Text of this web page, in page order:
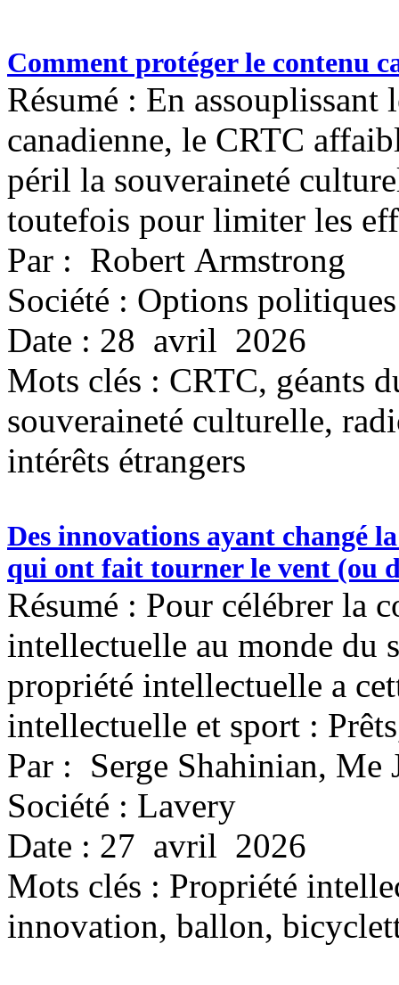
Comment protéger le contenu
Résumé : En assouplissant
canadienne, le CRTC
péril la souveraineté
toutefois pour limiter les
Par : Robert Armstrong
Société : Options politiques
Date : 28 avril 2026
Mots clés : CRTC, géants
souveraineté culturelle,
intérêts étrangers
Des innovations ayant changé
qui ont fait tourner le vent (ou
Résumé : Pour célébrer la
intellectuelle au monde du
propriété intellectuelle a
intellectuelle et sport :
Par : Serge Shahinian, Me
Société : Lavery
Date : 27 avril 2026
Mots clés : Propriété
innovation, ballon,